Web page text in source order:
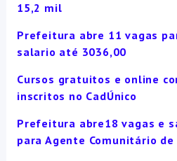
15,2 mil
Prefeitura abre 11 vagas
salario até 3036,00
Cursos gratuitos e online
inscritos no CadÚnico
Prefeitura abre18 vagas e
para Agente Comunitário de